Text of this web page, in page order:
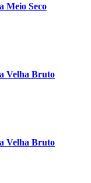
Meio Seco
Velha Bruto
Velha Bruto